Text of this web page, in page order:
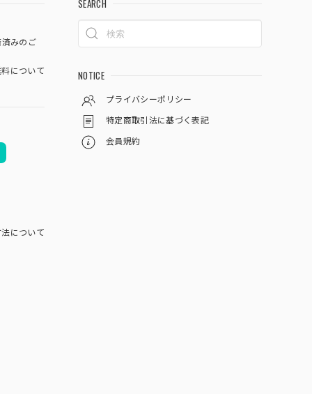
みのご
について
について
SEARCH
NOTICE
プライバシーポリシー
特定商取引法に基づく表記
会員規約